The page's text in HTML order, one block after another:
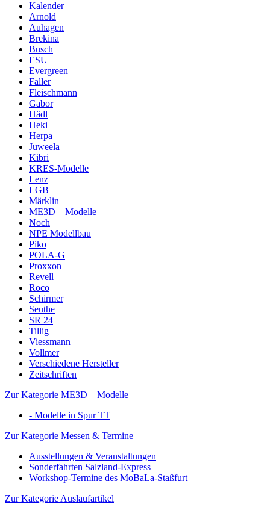
Kalender
Arnold
Auhagen
Brekina
Busch
ESU
Evergreen
Faller
Fleischmann
Gabor
Hädl
Heki
Herpa
Juweela
Kibri
KRES-Modelle
Lenz
LGB
Märklin
ME3D – Modelle
Noch
NPE Modellbau
Piko
POLA-G
Proxxon
Revell
Roco
Schirmer
Seuthe
SR 24
Tillig
Viessmann
Vollmer
Verschiedene Hersteller
Zeitschriften
Zur Kategorie ME3D – Modelle
- Modelle in Spur TT
Zur Kategorie Messen & Termine
Ausstellungen & Veranstaltungen
Sonderfahrten Salzland-Express
Workshop-Termine des MoBaLa-Staßfurt
Zur Kategorie Auslaufartikel